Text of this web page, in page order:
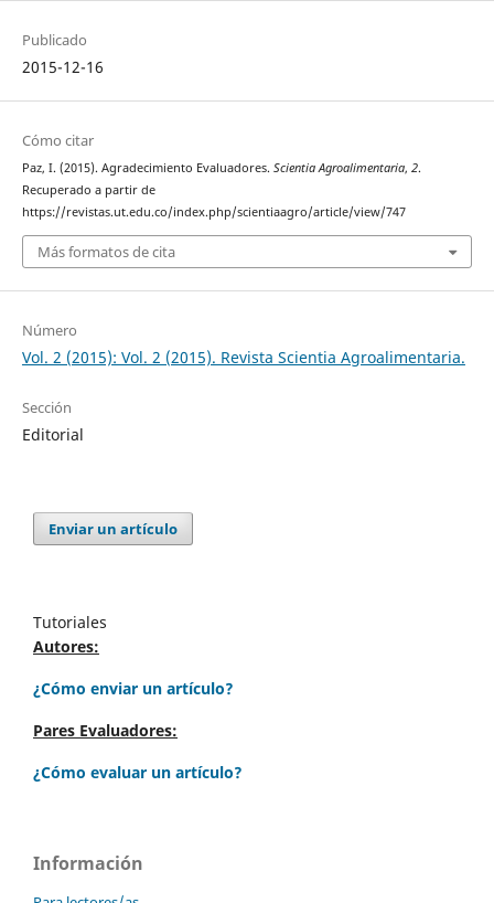
Publicado
2015-12-16
Cómo citar
Paz, I. (2015). Agradecimiento Evaluadores. Scientia Agroalimentaria, 2.
Recuperado a partir de
https://revistas.ut.edu.co/index.php/scientiaagro/article/view/747
Más formatos de cita
Número
Vol. 2 (2015): Vol. 2 (2015). Revista Scientia Agroalimentaria.
Sección
Editorial
Enviar un artículo
Tutoriales
Autores:
¿Cómo enviar un artículo?
Pares Evaluadores:
¿Cómo evaluar un artículo?
Información